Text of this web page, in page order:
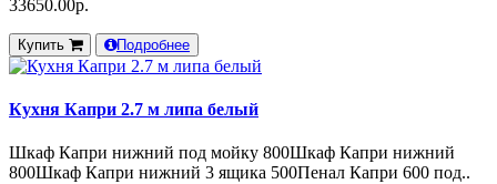
33650.00р.
Купить Подробнее
Кухня Капри 2.7 м липа белый
Шкаф Капри нижний под мойку 800Шкаф Капри нижний
800Шкаф Капри нижний 3 ящика 500Пенал Капри 600 под..